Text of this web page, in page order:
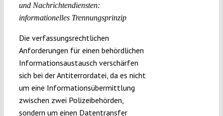
und Nachrichtendiensten:
informationelles Trennungsprinzip
Die verfassungsrechtlichen
Anforderungen für einen behördlichen
Informationsaustausch verschärfen
sich bei der Antiterrordatei, da es nicht
um eine Informationsübermittlung
zwischen zwei Polizeibehörden,
sondern um einen Datentransfer